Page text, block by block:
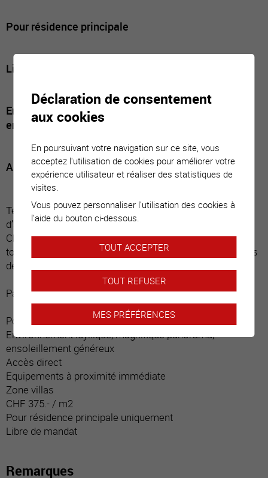
Pour résidence principale
Libre de mandat
Environnement idyllique, magnifique panorama,
ensoleillement généreux
A côté de l’arrêt des transports publics
Terrain situé au lieu-dit « Les Neyres ». A 665 mètres
d’altitude, ce charmant hameau domine la plaine du
Chablais et offre un cadre de vie idyllique à l’écart de
toutes nuisances. Un petit coin de campagne à 5 minutes
de la ville de Monthey.
Particularités :
Position dominante, sans vis-à-vis
Environnement idyllique, magnifique panorama,
ensoleillement généreux
Accès direct
Equipements à proximité immédiate
Zone villas
CHF 375.- / m2
Pour résidence principale uniquement
Libre de mandat
Remarques
Déclaration de consentement
aux cookies
En poursuivant votre navigation sur ce site, vous
acceptez l'utilisation de cookies pour améliorer votre
expérience utilisateur et réaliser des statistiques de
visites.
Vous pouvez personnaliser l'utilisation des cookies à
l'aide du bouton ci-dessous.
TOUT ACCEPTER
TOUT REFUSER
MES PRÉFÉRENCES